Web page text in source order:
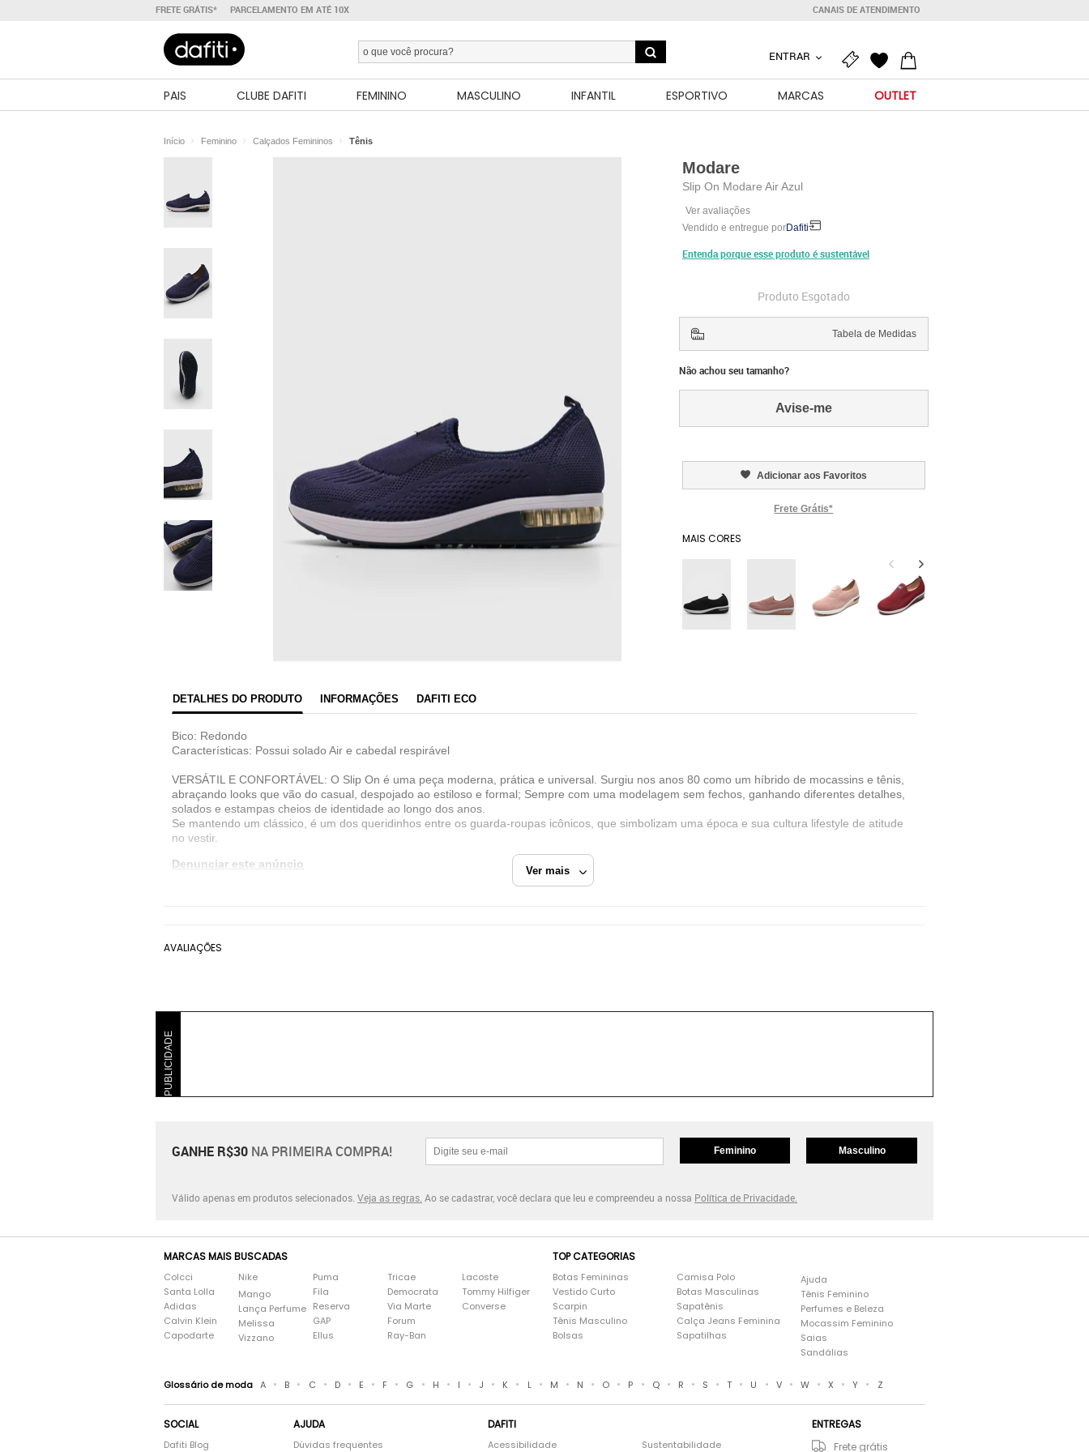
FRETE GRÁTIS* PARCELAMENTO EM ATÉ 10X CANAIS DE ATENDIMENTO
ENTRAR
PAIS CLUBE DAFITI FEMININO MASCULINO INFANTIL ESPORTIVO MARCAS OUTLET
Início Feminino Calçados Femininos Tênis
Fechar
Modare
Slip On Modare Air Azul
Ver avaliações
Vendido e entregue porDafiti
Dafiti
Dafiti Group
11.200.418/0006-73
Endereço
Estrada Municipal Luiz Lopes Neto, 617
Entenda porque esse produto é sustentável
Produto Esgotado
Tabela de Medidas
Não achou seu tamanho?
Avise-me
Adicionar aos Favoritos
Frete Grátis*
MAIS CORES
DETALHES DO PRODUTO INFORMAÇÕES DAFITI ECO
Ver mais
Bico: Redondo
Características: Possui solado Air e cabedal respirável
VERSÁTIL E CONFORTÁVEL: O Slip On é uma peça moderna, prática e universal. Surgiu nos anos 80 como um híbrido de mocassins e tênis,
abraçando looks que vão do casual, despojado ao estiloso e formal; Sempre com uma modelagem sem fechos, ganhando diferentes detalhes,
solados e estampas cheios de identidade ao longo dos anos.
Se mantendo um clássico, é um dos queridinhos entre os guarda-roupas icônicos, que simbolizam uma época e sua cultura lifestyle de atitude
no vestir.
Denunciar este anúncio
Modare
AVALIAÇÕES
PUBLICIDADE
GANHE R$30 NA PRIMEIRA COMPRA! Feminino Masculino
Válido apenas em produtos selecionados. Veja as regras. Ao se cadastrar, você declara que leu e compreendeu a nossa Política de Privacidade.
MARCAS MAIS BUSCADAS
Colcci
Santa Lolla
Adidas
Calvin Klein
Capodarte
Nike
Mango
Lança Perfume
Melissa
Vizzano
Puma
Fila
Reserva
GAP
Ellus
Tricae
Democrata
Via Marte
Forum
Ray-Ban
Lacoste
Tommy Hilfiger
Converse
TOP CATEGORIAS
Botas Femininas
Vestido Curto
Scarpin
Tênis Masculino
Bolsas
Camisa Polo
Botas Masculinas
Sapatênis
Calça Jeans Feminina
Sapatilhas
Ajuda
Tênis Feminino
Perfumes e Beleza
Mocassim Feminino
Saias
Sandálias
Glossário de moda A • B • C • D • E • F • G • H • I • J • K • L • M • N • O • P • Q • R • S • T • U • V • W • X • Y • Z
SOCIAL
Dafiti Blog
AJUDA
Dúvidas frequentes
DAFITI
Acessibilidade Sustentabilidade
ENTREGAS
Frete grátis